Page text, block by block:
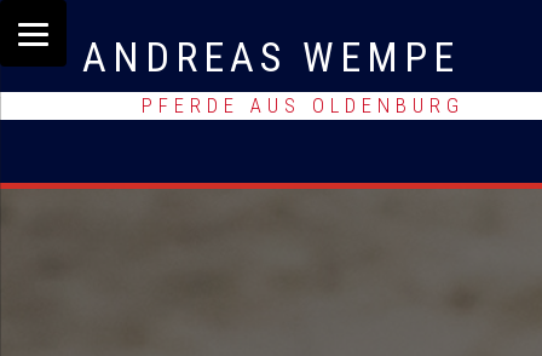
ANDREAS WEMPE
PFERDE AUS OLDENBURG